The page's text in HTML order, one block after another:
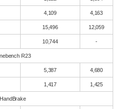
4,109 4,163
15,496 12,059
10,744 -
R23
5,387 4,680
1,417 1,425
HandBrake